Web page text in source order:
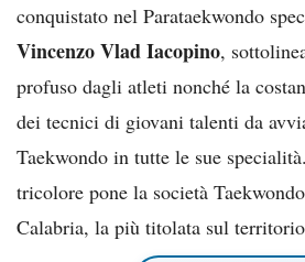
conquistato nel Parataekwondo
Vincenzo Vlad Iacopino,
profuso dagli atleti nonché la
dei tecnici di giovani talenti da
Taekwondo in tutte le sue
tricolore pone la società
Calabria, la più titolata sul